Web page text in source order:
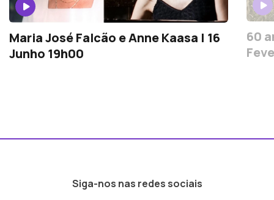
Maria José Falcão e Anne Kaasa | 16
Junho 19h00
60
Siga-nos nas redes sociais